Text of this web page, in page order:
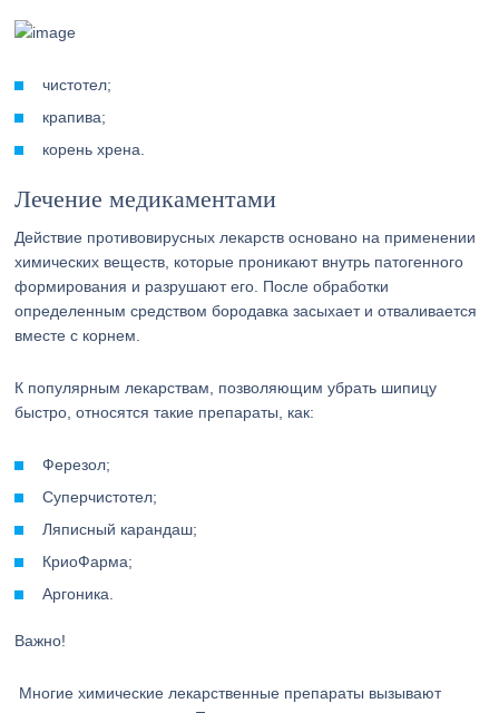
чистотел;
крапива;
корень хрена.
Лечение медикаментами
Действие противовирусных лекарств основано на применении
химических веществ, которые проникают внутрь патогенного
формирования и разрушают его. После обработки
определенным средством бородавка засыхает и отваливается
вместе с корнем.
К популярным лекарствам, позволяющим убрать шипицу
быстро, относятся такие препараты, как:
Ферезол;
Суперчистотел;
Ляписный карандаш;
КриоФарма;
Аргоника.
Важно!
Многие химические лекарственные препараты вызывают